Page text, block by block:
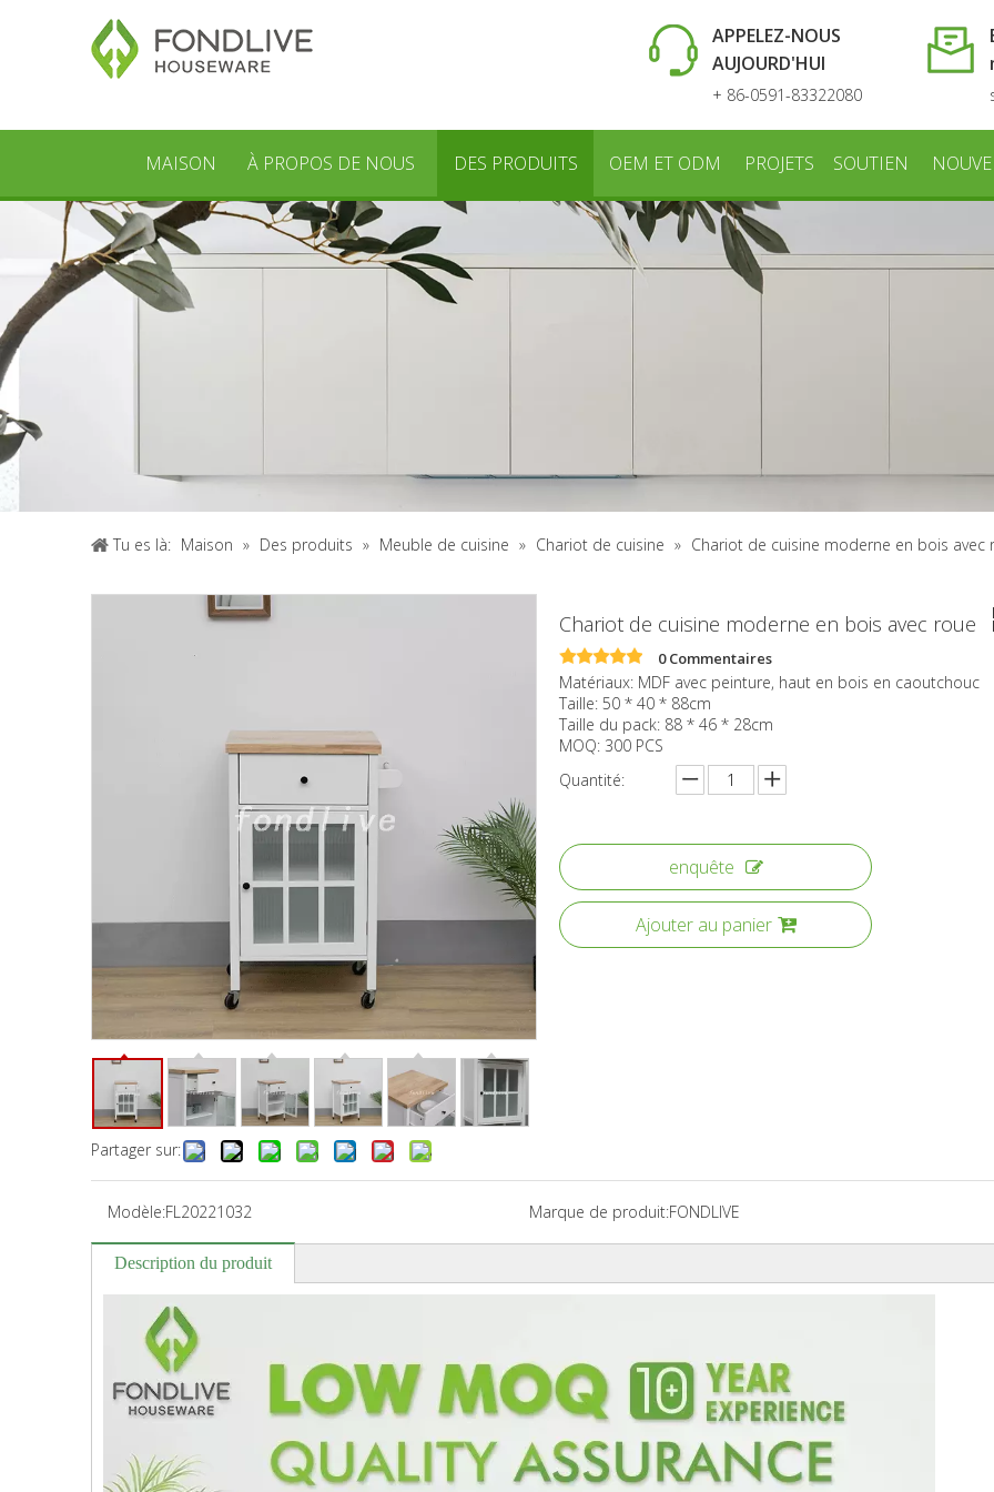
APPELEZ-NOUS
AUJOURD'HUI
+ 86-0591-83322080
MAISON À PROPOS DE NOUS DES PRODUITS OEM ET ODM PROJETS SOUTIEN
Tu es là: Maison » Des produits » Meuble de cuisine » Chariot de cuisine » Chariot de cuisine moderne en bois avec
Partager sur:
Chariot de cuisine moderne en bois avec roue
0 Commentaires
Matériaux: MDF avec peinture, haut en bois en caoutchouc
Taille: 50 * 40 * 88cm
Taille du pack: 88 * 46 * 28cm
MOQ: 300 PCS
Quantité:
enquête
Ajouter au panier
Modèle:FL20221032 Marque de produit:FONDLIVE
Description du produit